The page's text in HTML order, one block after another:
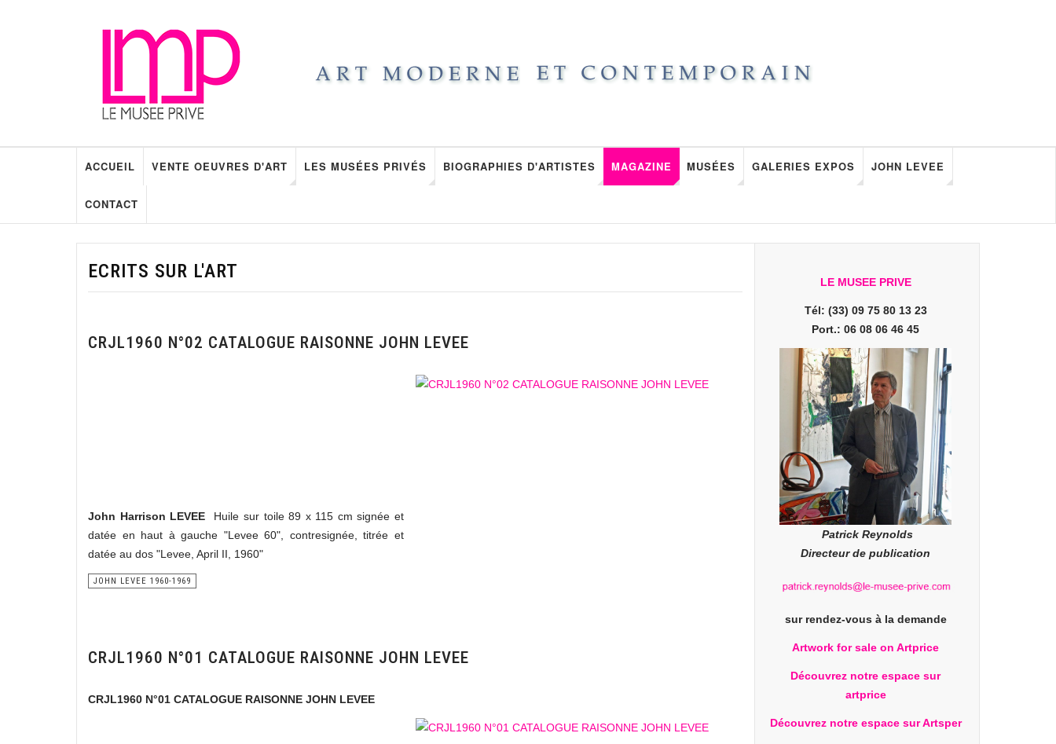
ACCUEIL VENTE OEUVRES D'ART LES MUSÉES PRIVÉS BIOGRAPHIES D'ARTISTES MAGAZINE MUSÉES GALERIES EXPOS JOHN LEVEE
CONTACT
ECRITS SUR L'ART
CRJL1960 N°02 CATALOGUE RAISONNE JOHN LEVEE
John Harrison LEVEE Huile sur toile 89 x 115 cm signée et
datée en haut à gauche "Levee 60", contresignée, titrée et
datée au dos "Levee, April II, 1960"
JOHN LEVEE 1960-1969
CRJL1960 N°01 CATALOGUE RAISONNE JOHN LEVEE
CRJL1960 N°01 CATALOGUE RAISONNE JOHN LEVEE
LE MUSEE PRIVE
Tél: (33) 09 75 80 13 23
Port.: 06 08 06 46 45
Patrick Reynolds
Directeur de publication
sur rendez-vous à la demande
Artwork for sale on Artprice
Découvrez notre espace sur
artprice
Découvrez notre espace sur Artsper